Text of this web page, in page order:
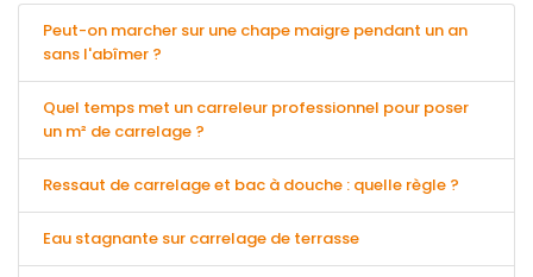
Peut-on marcher sur une chape maigre pendant un an
sans l'abîmer ?
Quel temps met un carreleur professionnel pour poser
un m² de carrelage ?
Ressaut de carrelage et bac à douche : quelle règle ?
Eau stagnante sur carrelage de terrasse